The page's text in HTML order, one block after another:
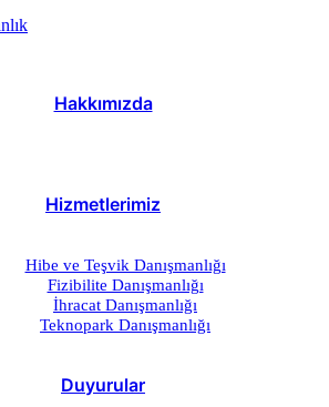
Hakkımızda
Hizmetlerimiz
Hibe ve Teşvik Danışmanlığı
Fizibilite Danışmanlığı
İhracat Danışmanlığı
Teknopark Danışmanlığı
Duyurular